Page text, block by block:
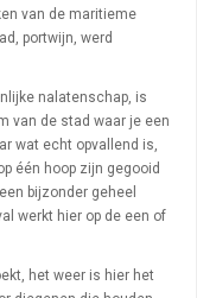
van de maritieme
portwijn, werd
nalatenschap, is
van de stad waar je een
wat echt opvallend is,
één hoop zijn gegooid
bijzonder geheel
werkt hier op de een of
het weer is hier het